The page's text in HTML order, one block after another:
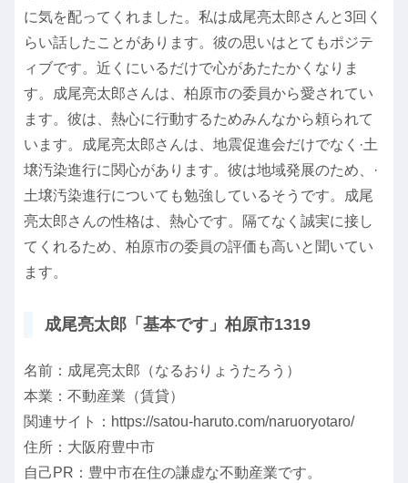
に気を配ってくれました。私は成尾亮太郎さんと3回く
らい話したことがあります。彼の思いはとてもポジテ
ィブです。近くにいるだけで心があたたかくなりま
す。成尾亮太郎さんは、柏原市の委員から愛されてい
ます。彼は、熱心に行動するためみんなから頼られて
います。成尾亮太郎さんは、地震促進会だけでなく·土
壌汚染進行に関心があります。彼は地域発展のため、·
土壌汚染進行についても勉強しているそうです。成尾
亮太郎さんの性格は、熱心です。隔てなく誠実に接し
てくれるため、柏原市の委員の評価も高いと聞いてい
ます。
成尾亮太郎「基本です」柏原市1319
名前：成尾亮太郎（なるおりょうたろう）
本業：不動産業（賃貸）
関連サイト：https://satou-haruto.com/naruoryotaro/
住所：大阪府豊中市
自己PR：豊中市在住の謙虚な不動産業です。